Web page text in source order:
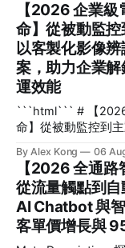
【2026 企業
命】從被動監
以客製化影像
案，助力企業
運效能
```html``` # 【2026
命】從被動監控到
檢測精準度與 300% 營運效能 在
中，企業如何將海
電腦視覺**（
**（Image
合，正是幫助企業
By Alex Kong 06
【2026 全通路
從流量觸點到
AI Chatbot 與
客單價增長與